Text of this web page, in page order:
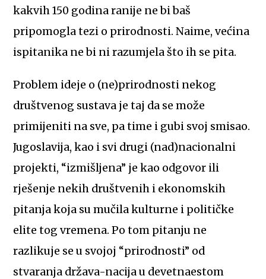
kakvih 150 godina ranije ne bi baš
pripomogla tezi o prirodnosti. Naime, većina
ispitanika ne bi ni razumjela što ih se pita.
Problem ideje o (ne)prirodnosti nekog
društvenog sustava je taj da se može
primijeniti na sve, pa time i gubi svoj smisao.
Jugoslavija, kao i svi drugi (nad)nacionalni
projekti, “izmišljena” je kao odgovor ili
rješenje nekih društvenih i ekonomskih
pitanja koja su mučila kulturne i političke
elite tog vremena. Po tom pitanju ne
razlikuje se u svojoj “prirodnosti” od
stvaranja država-nacija u devetnaestom